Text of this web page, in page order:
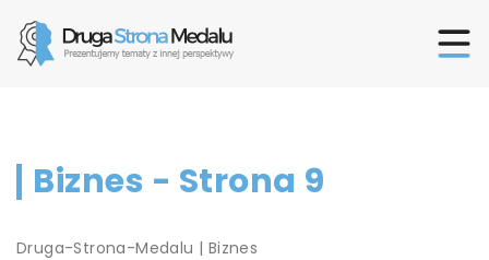
Biznes - Strona 9
Druga-Strona-Medalu | Biznes